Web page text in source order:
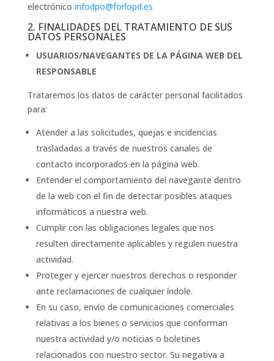
electrónico infodpo@forlopd.es
2. FINALIDADES DEL TRATAMIENTO DE SUS
DATOS PERSONALES
USUARIOS/NAVEGANTES DE LA PÁGINA WEB DEL
RESPONSABLE
Trataremos los datos de carácter personal facilitados
para:
Atender a las solicitudes, quejas e incidencias
trasladadas a través de nuestros canales de
contacto incorporados en la página web.
Entender el comportamiento del navegante dentro
de la web con el fin de detectar posibles ataques
informáticos a nuestra web.
Cumplir con las obligaciones legales que nos
resulten directamente aplicables y regulen nuestra
actividad.
Proteger y ejercer nuestros derechos o responder
ante reclamaciones de cualquier índole.
En su caso, envío de comunicaciones comerciales
relativas a los bienes o servicios que conforman
nuestra actividad y/o noticias o boletines
relacionados con nuestro sector. Su negativa a